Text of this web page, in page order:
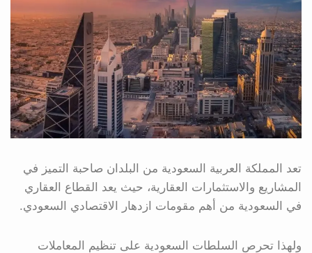
تعد المملكة العربية السعودية من البلدان صاحبة التميز في
المشاريع والاستثمارات العقارية، حيث يعد القطاع العقاري
في السعودية من أهم مقومات ازدهار الاقتصادي السعودي.
ولهذا تحرص السلطات السعودية على تنظيم المعاملات